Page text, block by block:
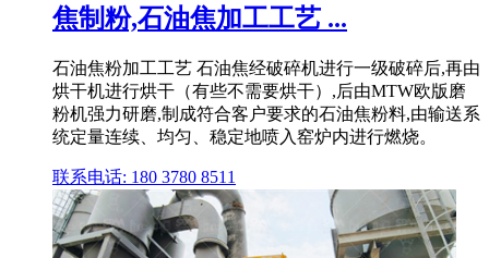
焦制粉,石油焦加工工艺 ...
石油焦粉加工工艺 石油焦经破碎机进行一级破碎后,再由
烘干机进行烘干（有些不需要烘干）,后由MTW欧版磨
粉机强力研磨,制成符合客户要求的石油焦粉料,由输送系
统定量连续、均匀、稳定地喷入窑炉内进行燃烧。
联系电话: 180 3780 8511